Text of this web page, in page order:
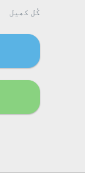
کُل کھیل